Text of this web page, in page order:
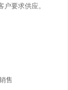
要求供应。
售